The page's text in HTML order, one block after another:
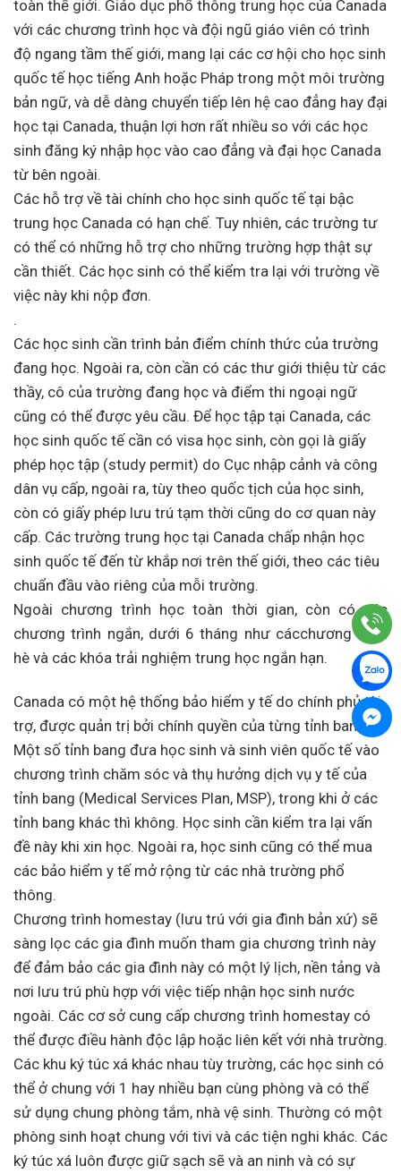
toàn thế giới. Giáo dục phổ thông trung học của Canada
với các chương trình học và đội ngũ giáo viên có trình
độ ngang tầm thế giới, mang lại các cơ hội cho học sinh
quốc tế học tiếng Anh hoặc Pháp trong một môi trường
bản ngữ, và dễ dàng chuyển tiếp lên hệ cao đẳng hay đại
học tại Canada, thuận lợi hơn rất nhiều so với các học
sinh đăng ký nhập học vào cao đẳng và đại học Canada
từ bên ngoài.
Các hỗ trợ về tài chính cho học sinh quốc tế tại bậc
trung học Canada có hạn chế. Tuy nhiên, các trường tư
có thể có những hỗ trợ cho những trường hợp thật sự
cần thiết. Các học sinh có thể kiểm tra lại với trường về
việc này khi nộp đơn.
.
Các học sinh cần trình bản điểm chính thức của trường
đang học. Ngoài ra, còn cần có các thư giới thiệu từ các
thầy, cô của trường đang học và điểm thi ngoại ngữ
cũng có thể được yêu cầu. Để học tập tại Canada, các
học sinh quốc tế cần có visa học sinh, còn gọi là giấy
phép học tập (study permit) do Cục nhập cảnh và công
dân vụ cấp, ngoài ra, tùy theo quốc tịch của học sinh,
còn có giấy phép lưu trú tạm thời cũng do cơ quan này
cấp. Các trường trung học tại Canada chấp nhận học
sinh quốc tế đến từ khắp nơi trên thế giới, theo các tiêu
chuẩn đầu vào riêng của mỗi trường.
Ngoài chương trình học toàn thời gian, còn có các
chương trình ngắn, dưới 6 tháng như cácchương trình
hè và các khóa trải nghiệm trung học ngắn hạn.
Canada có một hệ thống bảo hiểm y tế do chính phủ tài
trợ, được quản trị bởi chính quyền của từng tỉnh bang.
Một số tỉnh bang đưa học sinh và sinh viên quốc tế vào
chương trình chăm sóc và thụ hưởng dịch vụ y tế của
tỉnh bang (Medical Services Plan, MSP), trong khi ở các
tỉnh bang khác thì không. Học sinh cần kiểm tra lại vấn
đề này khi xin học. Ngoài ra, học sinh cũng có thể mua
các bảo hiểm y tế mở rộng từ các nhà trường phổ
thông.
Chương trình homestay (lưu trú với gia đình bản xứ) sẽ
sàng lọc các gia đình muốn tham gia chương trình này
để đảm bảo các gia đình này có một lý lịch, nền tảng và
nơi lưu trú phù hợp với việc tiếp nhận học sinh nước
ngoài. Các cơ sở cung cấp chương trình homestay có
thể được điều hành độc lập hoặc liên kết với nhà trường.
Các khu ký túc xá khác nhau tùy trường, các học sinh có
thể ở chung với 1 hay nhiều bạn cùng phòng và có thể
sử dụng chung phòng tắm, nhà vệ sinh. Thường có một
phòng sinh hoạt chung với tivi và các tiện nghi khác. Các
ký túc xá luôn được giữ sạch sẽ và an ninh và có sự